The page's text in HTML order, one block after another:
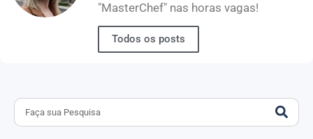
"MasterChef" nas horas vagas!
Todos os posts